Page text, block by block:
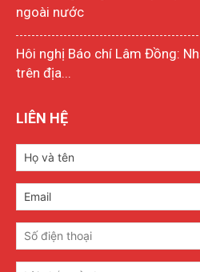
ngoài nước
Hôi nghị Báo chí Lâm Đồng:
trên địa...
LIÊN HỆ